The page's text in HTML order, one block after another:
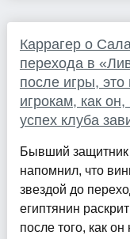
Каррагер о
перехода в
после игры,
игрокам, как
успех клуба
Бывший
напомнил, что
звездой до
египтянин
после того, как